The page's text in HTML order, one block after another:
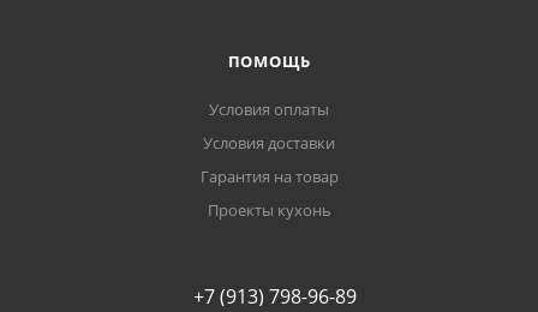
ПОМОЩЬ
Условия оплаты
Условия доставки
Гарантия на товар
Проекты кухонь
+7 (913) 798-96-89